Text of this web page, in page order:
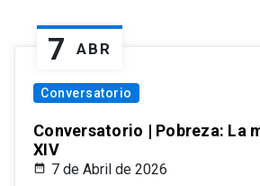
7 ABR
Conversatorio
Conversatorio | Pobreza: La
XIV
7 de Abril de 2026